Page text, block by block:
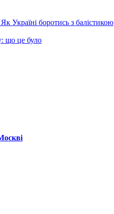
Україні боротись з балістикою
що це було